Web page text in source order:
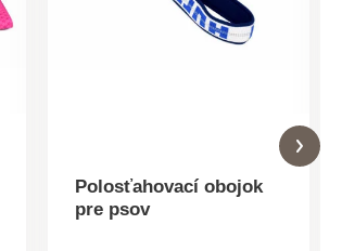
Polosťahovací obojok
pre psov